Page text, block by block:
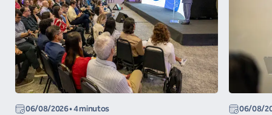
06/08/2026• 4 minutos 06/08/